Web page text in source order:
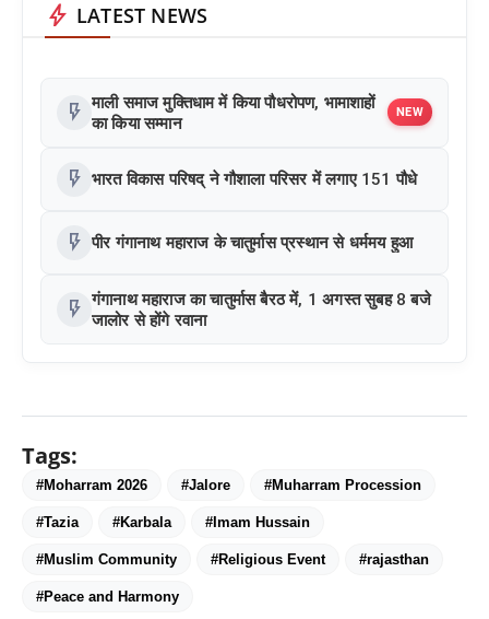
bolt LATEST NEWS
flash_on माली समाज मुक्तिधाम में किया पौधरोपण, भामाशाहों
का किया सम्मान
NEW
flash_on भारत विकास परिषद् ने गौशाला परिसर में लगाए 151 पौधे
flash_on पीर गंगानाथ महाराज के चातुर्मास प्रस्थान से धर्ममय हुआ
flash_on गंगानाथ महाराज का चातुर्मास बैरठ में, 1 अगस्त सुबह 8 बजे
जालोर से होंगे रवाना
Tags:
#Moharram 2026 #Jalore #Muharram Procession
#Tazia #Karbala #Imam Hussain
#Muslim Community #Religious Event #rajasthan
#Peace and Harmony